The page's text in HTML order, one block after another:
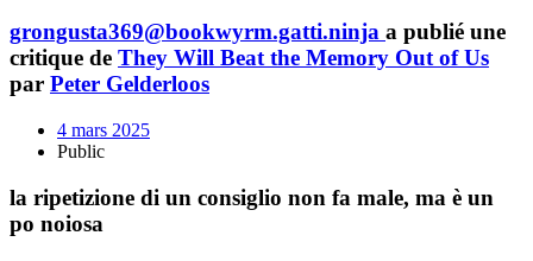
grongusta369@bookwyrm.gatti.ninja a publié une
critique de They Will Beat the Memory Out of Us
par Peter Gelderloos
4 mars 2025
Public
la ripetizione di un consiglio non fa male, ma è un
po noiosa